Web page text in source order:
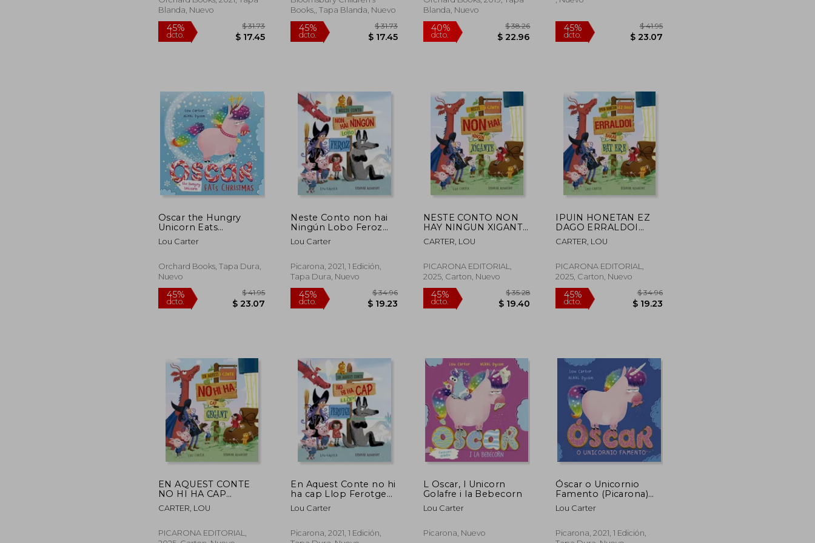
Blanda, Nuevo
45%
dcto. $ 17.45
Books,, Tapa Blanda, Nuevo
45%
dcto. $ 17.45
Blanda, Nuevo
40%
dcto. $ 22.96
45%
dcto.
Oscar the Hungry
Unicorn Eats
Christmas (en Inglés)
Lou Carter
Orchard Books, Tapa Dura,
Nuevo
45% $ 41.95
Neste Conto non hai
Ningún Lobo Feroz
(Picarona) (en Gallego)
Lou Carter
Picarona, 2021, 1 Edición,
Tapa Dura, Nuevo
$ 34.96
NESTE CONTO NON
HAY NINGUN XIGANTE
(en Gallego)
CARTER, LOU
PICARONA EDITORIAL,
2025, Carton, Nuevo
$ 35.28
IPUIN HONETAN EZ
DAGO ERRALDOI
BAKAR BAT ERE (en
Euskera)
CARTER, LOU
PICARONA EDITORIAL,
2025, Carton, Nuevo
EN AQUEST CONTE
NO HI HA CAP
GEGANT (en Catalán)
CARTER, LOU
PICARONA EDITORIAL,
En Aquest Conte no hi
ha cap Llop Ferotge
(en Catalán)
Lou Carter
Picarona, 2021, 1 Edición,
L Oscar, l Unicorn
Golafre i la Bebecorn
Lou Carter
Picarona, Nuevo
Óscar o Unicornio
Famento (Picarona)
(en Gallego)
Lou Carter
Picarona, 2021, 1 Edición,